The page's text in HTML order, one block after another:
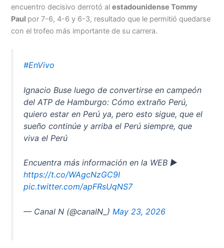
encuentro decisivo derrotó alestadounidense Tommy
Paul por 7-6, 4-6 y 6-3, resultado que le permitió quedarse
con el trofeo más importante de su carrera.
#EnVivo
Ignacio Buse luego de convertirse en campeón
del ATP de Hamburgo: Cómo extraño Perú,
quiero estar en Perú ya, pero esto sigue, que el
sueño continúe y arriba el Perú siempre, que
viva el Perú
Encuentra más información en la WEB ►
https://t.co/WAgcNzGC9I
pic.twitter.com/apFRsUqNS7
— Canal N (@canalN_) May 23, 2026